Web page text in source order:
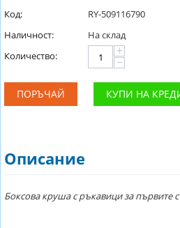
Код:
RY-509116790
Наличност:
На склад
Количество:
+
−
ПОРЪЧАЙ КУПИ НА
Описание
Боксова круша с ръкавици за първите